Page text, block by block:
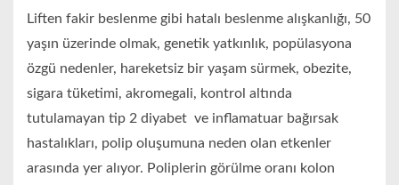
Liften fakir beslenme gibi hatalı beslenme alışkanlığı, 50
yaşın üzerinde olmak, genetik yatkınlık, popülasyona
özgü nedenler, hareketsiz bir yaşam sürmek, obezite,
sigara tüketimi, akromegali, kontrol altında
tutulamayan tip 2 diyabet ve inflamatuar bağırsak
hastalıkları, polip oluşumuna neden olan etkenler
arasında yer alıyor. Poliplerin görülme oranı kolon